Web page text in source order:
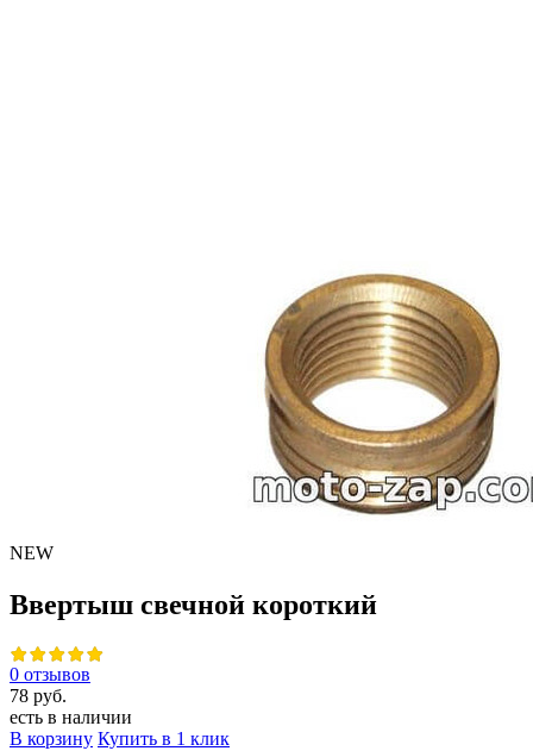
NEW
Ввертыш свечной короткий
0 отзывов
78 руб.
есть в наличии
В корзину Купить в 1 клик